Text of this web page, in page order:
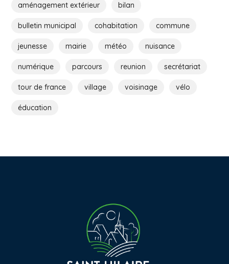
aménagement extérieur bilan
bulletin municipal cohabitation commune
jeunesse mairie météo nuisance
numérique parcours reunion secrétariat
tour de france village voisinage vélo
éducation